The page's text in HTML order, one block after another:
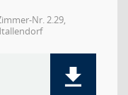
Nr. 2.29,